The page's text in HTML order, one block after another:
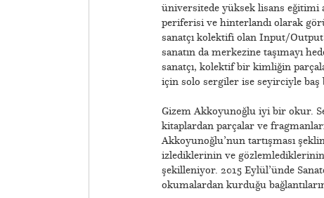
üniversitede yüksek lisans eğitimi
periferisi ve hinterlandı olarak
sanatçı kolektifi olan Input/
sanatın da merkezine taşımayı
sanatçı, kolektif bir kimliğin
için solo sergiler ise seyirciyle baş
Gizem Akkoyunoğlu iyi bir okur.
kitaplardan parçalar ve
Akkoyunoğlu’nun tartışması
izlediklerinin ve gözlemlediklerinin
şekilleniyor. 2015 Eylül’ünde
okumalardan kurduğu